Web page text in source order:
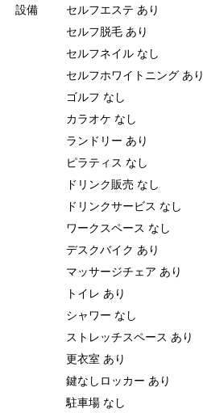
設備
セルフエステ あり
セルフ脱毛 あり
セルフネイル なし
セルフホワイトニング あり
ゴルフ なし
カラオケ なし
ランドリー あり
ピラティス なし
ドリンク販売 なし
ドリンクサービス なし
ワークスペース なし
デスクバイク あり
マッサージチェア あり
トイレ あり
シャワー なし
ストレッチスペース あり
更衣室 あり
鍵なしロッカー あり
駐車場 なし